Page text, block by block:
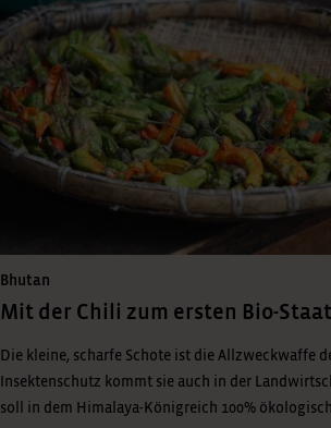
Bhutan
Mit der Chili zum ersten Bio-
Die kleine, scharfe Schote ist die Allzweckwaffe
Insektenschutz kommt sie auch in der
soll in dem Himalaya-Königreich 100%